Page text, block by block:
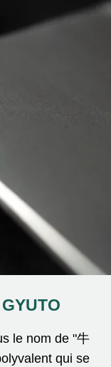
le nom de "牛
qui se